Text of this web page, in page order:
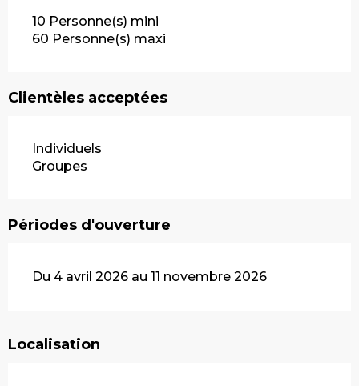
10 Personne(s) mini
60 Personne(s) maxi
Clientèles acceptées
Individuels
Groupes
Périodes d'ouverture
Du 4 avril 2026 au 11 novembre 2026
Localisation